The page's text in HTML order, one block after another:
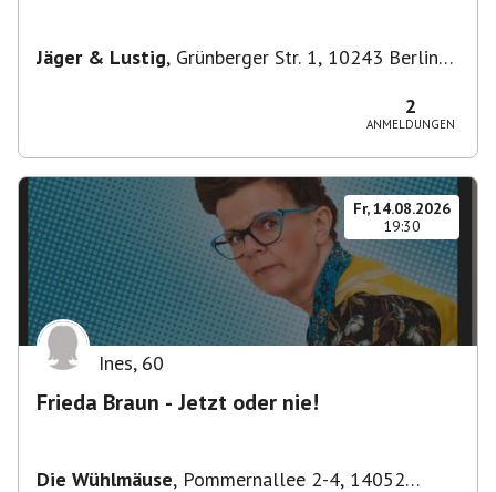
Jäger & Lustig, Grünberger Str. 1, 10243 Berlin-
2
ANMELDUNGEN
Fr, 14.08.2026
19:30
Ines, 60
Frieda Braun - Jetzt oder nie!
Die Wühlmäuse, Pommernallee 2-4, 14052